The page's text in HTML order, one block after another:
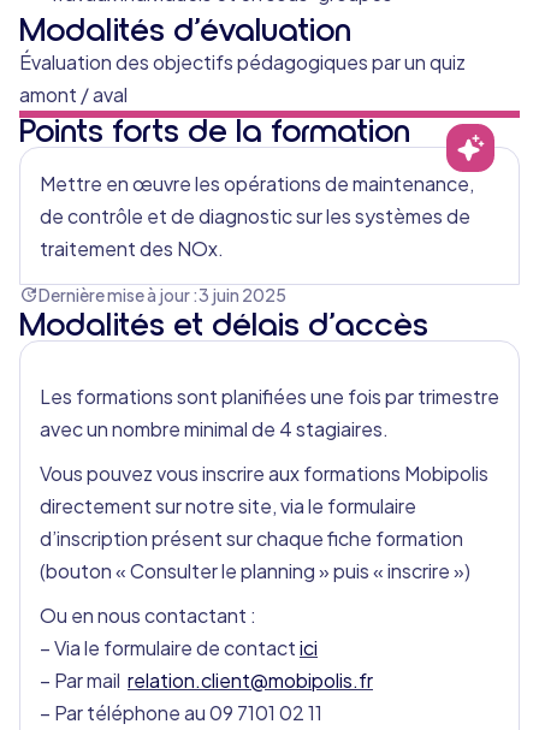
Modalités d’évaluation
Évaluation des objectifs pédagogiques par un quiz
amont / aval
Points forts de la formation
Mettre en œuvre les opérations de maintenance,
de contrôle et de diagnostic sur les systèmes de
traitement des NOx.
Dernière mise à jour :3 juin 2025
Modalités et délais d’accès
Les formations sont planifiées une fois par trimestre
avec un nombre minimal de 4 stagiaires.
Vous pouvez vous inscrire aux formations Mobipolis
directement sur notre site, via le formulaire
d’inscription présent sur chaque fiche formation
(bouton « Consulter le planning » puis « inscrire »)
Ou en nous contactant :
– Via le formulaire de contactici
– Par mail relation.client@mobipolis.fr
– Par téléphone au 09 7101 02 11